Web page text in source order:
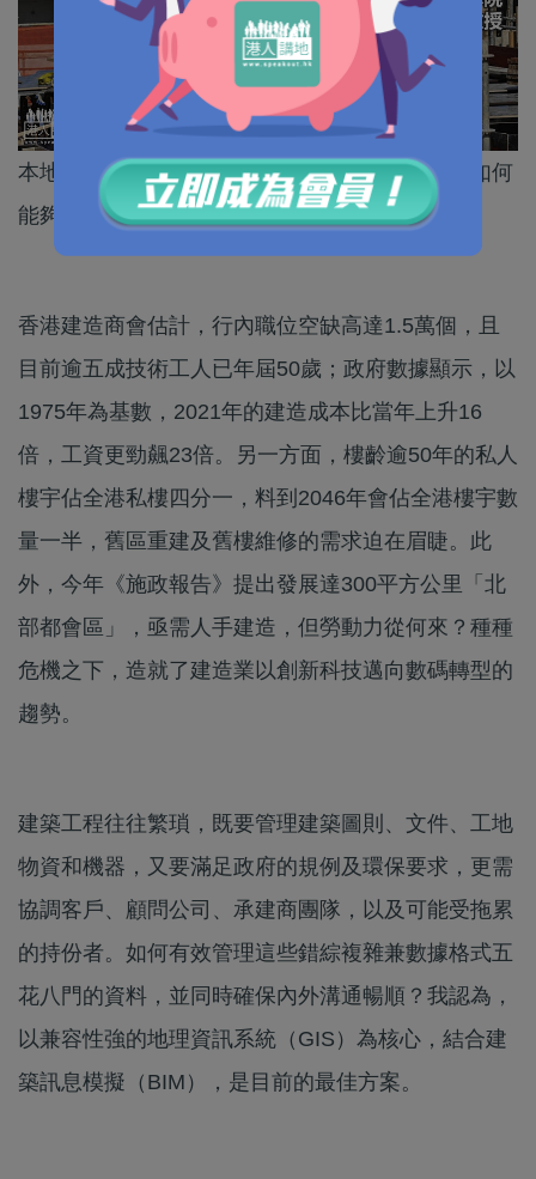
本地建造業面對勞動力老化、成本上升等問題，如何
能夠運用科技化危為機？
香港建造商會估計，行內職位空缺高達1.5萬個，且
目前逾五成技術工人已年屆50歲；政府數據顯示，以
1975年為基數，2021年的建造成本比當年上升16
倍，工資更勁飆23倍。另一方面，樓齡逾50年的私人
樓宇佔全港私樓四分一，料到2046年會佔全港樓宇數
量一半，舊區重建及舊樓維修的需求迫在眉睫。此
外，今年《施政報告》提出發展達300平方公里「北
部都會區」，亟需人手建造，但勞動力從何來？種種
危機之下，造就了建造業以創新科技邁向數碼轉型的
趨勢。
建築工程往往繁瑣，既要管理建築圖則、文件、工地
物資和機器，又要滿足政府的規例及環保要求，更需
協調客戶、顧問公司、承建商團隊，以及可能受拖累
的持份者。如何有效管理這些錯綜複雜兼數據格式五
花八門的資料，並同時確保內外溝通暢順？我認為，
以兼容性強的地理資訊系統（GIS）為核心，結合建
築訊息模擬（BIM），是目前的最佳方案。